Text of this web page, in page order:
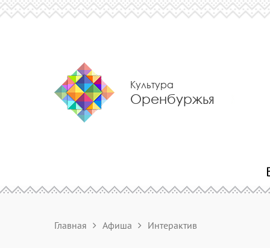
Культура
Оренбуржья
Главная Афиша Интерактив